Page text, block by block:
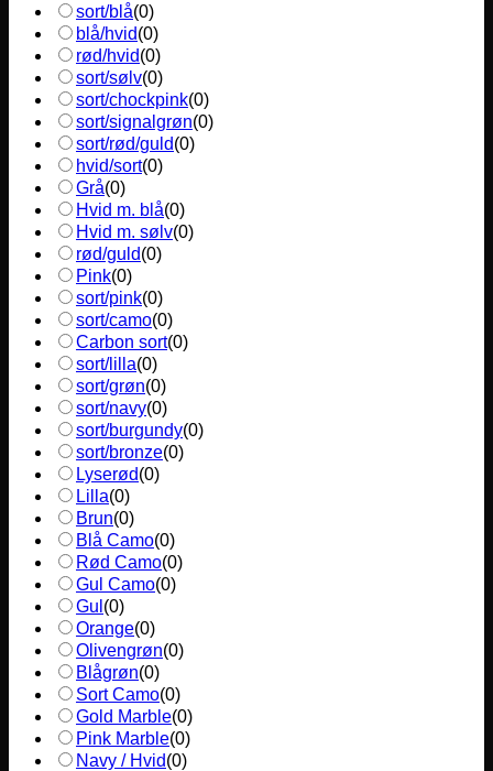
sort/blå(0)
blå/hvid(0)
rød/hvid(0)
sort/sølv(0)
sort/chockpink(0)
sort/signalgrøn(0)
sort/rød/guld(0)
hvid/sort(0)
Grå(0)
Hvid m. blå(0)
Hvid m. sølv(0)
rød/guld(0)
Pink(0)
sort/pink(0)
sort/camo(0)
Carbon sort(0)
sort/lilla(0)
sort/grøn(0)
sort/navy(0)
sort/burgundy(0)
sort/bronze(0)
Lyserød(0)
Lilla(0)
Brun(0)
Blå Camo(0)
Rød Camo(0)
Gul Camo(0)
Gul (0)
Orange(0)
Olivengrøn(0)
Blågrøn(0)
Sort Camo(0)
Gold Marble(0)
Pink Marble(0)
Navy / Hvid(0)